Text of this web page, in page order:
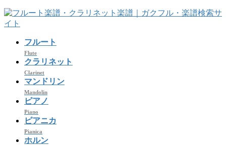
コ
ン
ナ
ビ
フルート
Flute
クラリネット
Clarinet
マンドリン
Mandolin
ピアノ
Piano
ピアニカ
Pianica
ホルン